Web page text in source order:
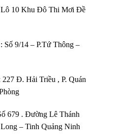
Lô 10 Khu Đô Thi Mơi Đề
9/14 – P.Tứ Thông –
Đ. Hải Triều , P. Quán
679 . Đường Lê Thánh
– Tinh Quảng Ninh